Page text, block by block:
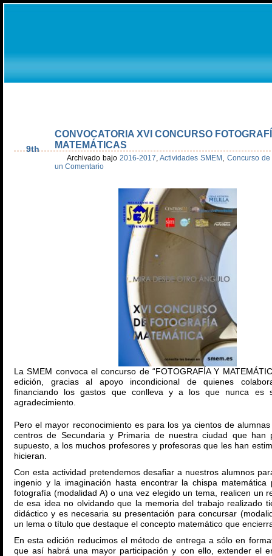
9th
CONVOCATORIA XVI CONCURSO
MATEMÁTICAS
Archivado bajo2016-2017,Actividades SMEM , Concurso de
un Comentario
La SMEM convoca el concurso de “FOTOGRAFÍA Y
edición, gracias al apoyo incondicional de quienes
financiando los gastos que conlleva y a los que nunca es
agradecimiento.
Pero el mayor reconocimiento es para los ya cientos de
centros de Secundaria y Primaria de nuestra ciudad que han
supuesto, a los muchos profesores y profesoras que les han
hicieran.
Con esta actividad pretendemos desafiar a nuestros alumnos
ingenio y la imaginación hasta encontrar la chispa matemática
fotografía (modalidad A) o una vez elegido un tema, realicen un
de esa idea no olvidando que la memoria del trabajo realizado
didáctico y es necesaria su presentación para concursar
un lema o título que destaque el concepto matemático que
En esta edición reducimos el método de entrega a sólo en
que así habrá una mayor participación y con ello, extender el